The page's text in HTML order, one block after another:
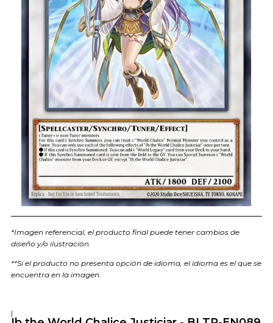
*Imagen referencial, el producto final puede tener cambios de
diseño y/o ilustración.
**Si el producto no presenta opción de idioma, el idioma es el que se
encuentra en la imagen.
|